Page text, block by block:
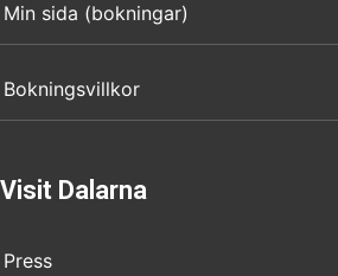
Min sida (bokningar)
Bokningsvillkor
Visit Dalarna
Press